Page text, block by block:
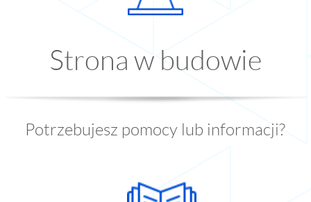
Strona w budowie
Potrzebujesz pomocy lub informacji?